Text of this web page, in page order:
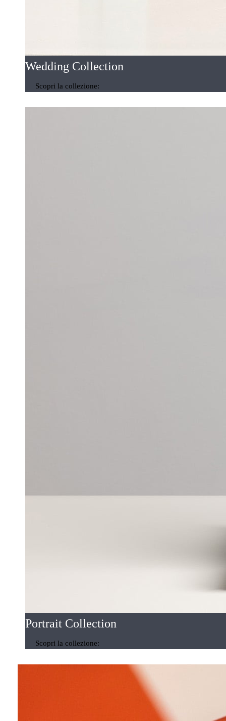
Wedding Collection
Scopri la collezione:
Portrait Collection
Scopri la collezione: